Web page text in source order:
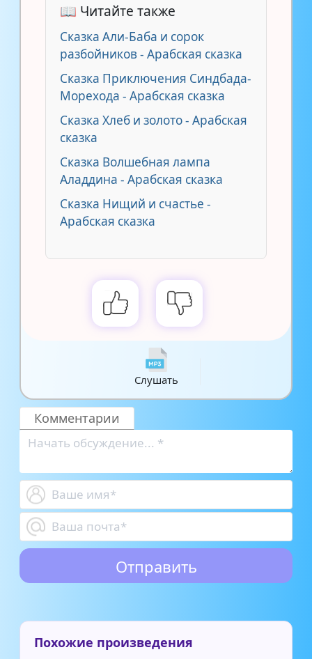
📖 Читайте также
Сказка Али-Баба и сорок
разбойников - Арабская сказка
Сказка Приключения Синдбада-
Морехода - Арабская сказка
Сказка Хлеб и золото - Арабская
сказка
Сказка Волшебная лампа
Аладдина - Арабская сказка
Сказка Нищий и счастье -
Арабская сказка
Слушать
Комментарии
Похожие произведения